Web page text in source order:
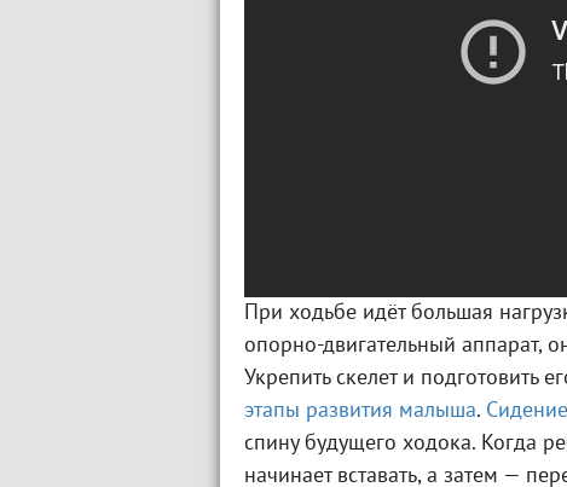
При ходьбе идёт большая
опорно-двигательный аппарат,
Укрепить скелет и подготовить
этапы развития малыша. Сидение
спину будущего ходока. Когда
начинает вставать, а затем —